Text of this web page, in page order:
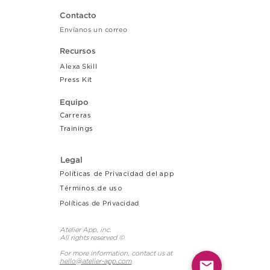
Contacto
Envíanos un correo
Recursos
Alexa Skill
Press Kit
Equipo
Carreras
Trainings
Legal
Políticas de Privacidad del app
Términos de uso
Políticas de Privacidad
Atelier App, inc.
All rights reserved ©
For more information, contact us at
hello@atelier-app.com